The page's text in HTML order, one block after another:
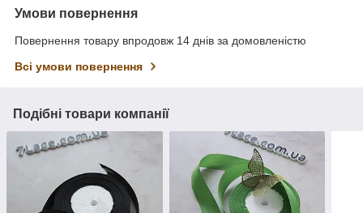
Умови повернення
Повернення товару впродовж 14 днів за домовленістю
Всі умови повернення
Подібні товари компанії